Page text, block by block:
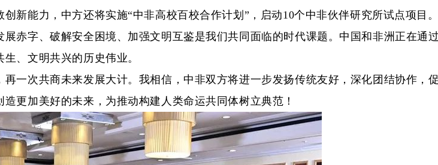
新能力，中方还将实施“中非高校百校合作计划”，启动10个中非伙伴研究所试点项目
字、破解安全困境、加强文明互鉴是我们共同面临的时代课题。中国和非洲正在通
、文明共兴的历史伟业。
次共商未来发展大计。我相信，中非双方将进一步发扬传统友好，深化团结协作，
更加美好的未来，为推动构建人类命运共同体树立典范！